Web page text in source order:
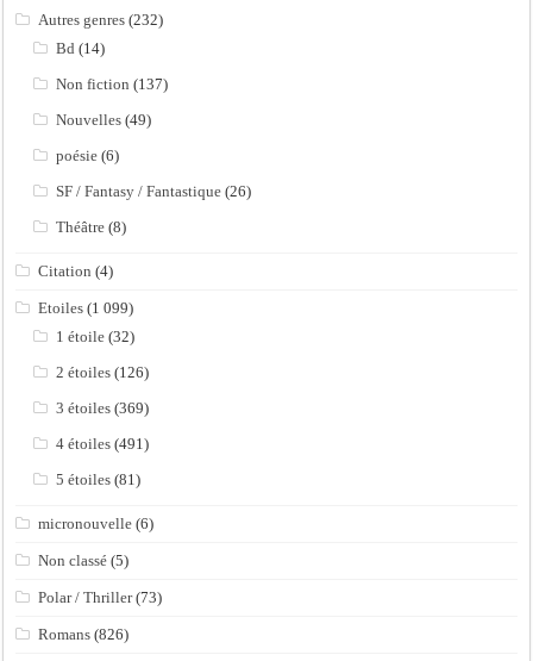
Autres genres (232)
Bd (14)
Non fiction (137)
Nouvelles (49)
poésie (6)
SF / Fantasy / Fantastique (26)
Théâtre (8)
Citation (4)
Etoiles (1 099)
1 étoile (32)
2 étoiles (126)
3 étoiles (369)
4 étoiles (491)
5 étoiles (81)
micronouvelle (6)
Non classé (5)
Polar / Thriller(73)
Romans (826)